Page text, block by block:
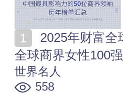
全球商界女性100强
世界名人
558